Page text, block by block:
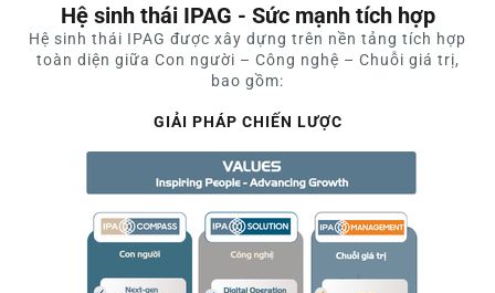
Hệ sinh thái IPAG - Sức mạnh tích hợp
Hệ sinh thái IPAG được xây dựng trên nền tảng tích hợp
toàn diện giữa Con người – Công nghệ – Chuỗi giá trị,
bao gồm:
GIẢI PHÁP CHIẾN LƯỢC